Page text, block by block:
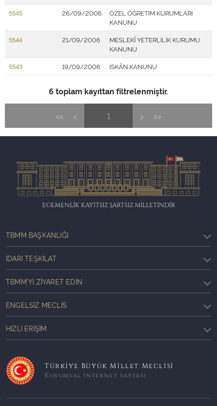
5545
26/09/2006
ÖZEL ÖĞRETİM KURUMLARI
KANUNU
5544
21/09/2006
MESLEKÎ YETERLİLİK KURUMU
KANUNU
5543
19/09/2006 İSKÂN KANUNU
6 toplam kayıttan filtrelenmiştir.
<< < 1 > >>
EGEMENLİK KAYITSIZ ŞARTSIZ MİLLETİNDİR
TBMM BAŞKANLIĞI
İDARI TEŞKILAT
TBMM'YI ZIYARET EDIN
ENGELSIZ MECLIS
HIZLI ERIŞIM
Türkiye Büyük Millet Meclisi
Kurumsal İnternet Sayfası